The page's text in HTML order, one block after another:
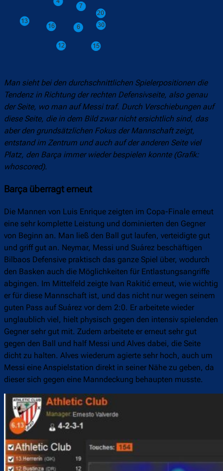
Man sieht bei den durchschnittlichen Spielerpositionen die
Tendenz in Richtung der rechten Defensivseite, also genau
der Seite, wo man auf Messi traf. Durch Verschiebungen auf
diese Seite, die in dem Bild zwar nicht ersichtlich sind, das
aber den grundsätzlichen Fokus der Mannschaft zeigt,
entstand im Zentrum und auch auf der anderen Seite viel
Platz, den Barça immer wieder bespielen konnte (Grafik:
whoscored).
Barça überragt erneut
Die Mannen von Luis Enrique zeigten im Copa-Finale erneut
eine sehr komplette Leistung und dominierten den Gegner
von Beginn an. Man ließ den Ball gut laufen, verteidigte gut
und griff gut an. Neymar, Messi und Suárez beschäftigen
Bilbaos Defensive praktisch das ganze Spiel über, wodurch
den Basken auch die Möglichkeiten für Entlastungsangriffe
abgingen. Im Mittelfeld zeigte Ivan Rakitić erneut, wie wichtig
er für diese Mannschaft ist, und das nicht nur wegen seinem
guten Pass auf Suárez vor dem 2:0. Er arbeitete wieder
unglaublich viel, hielt physisch gegen den intensiv spielenden
Gegner sehr gut mit. Zudem arbeitete er erneut sehr gut
gegen den Ball und half Messi und Alves dabei, die Seite
dicht zu halten. Alves wiederum agierte sehr hoch, auch um
Messi eine Anspielstation direkt in seiner Nähe zu geben, da
dieser sich gegen eine Manndeckung behaupten musste.